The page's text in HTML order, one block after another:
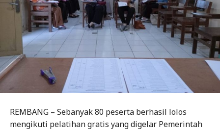
REMBANG – Sebanyak 80 peserta berhasil lolos
mengikuti pelatihan gratis yang digelar Pemerintah